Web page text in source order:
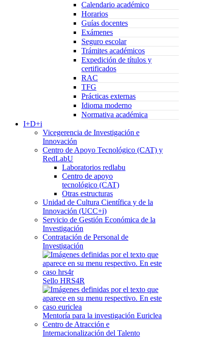
Calendario académico
Horarios
Guías docentes
Exámenes
Seguro escolar
Trámites académicos
Expedición de títulos y
certificados
RAC
TFG
Prácticas externas
Idioma moderno
Normativa académica
I+D+i
Vicegerencia de Investigación e
Innovación
Centro de Apoyo Tecnológico (CAT) y
RedLabU
Laboratorios redlabu
Centro de apoyo
tecnológico (CAT)
Otras estructuras
Unidad de Cultura Científica y de la
Innovación (UCC+i)
Servicio de Gestión Económica de la
Investigación
Contratación de Personal de
Investigación
Sello HRS4R
Mentoría para la investigación Euriclea
Centro de Atracción e
Internacionalización del Talento